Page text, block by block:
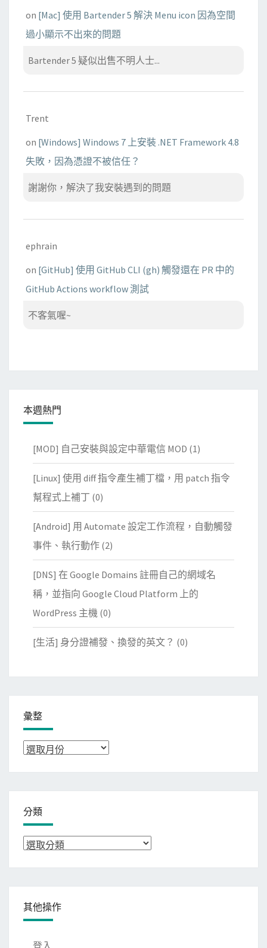
on [Mac] 使用 Bartender 5 解決 Menu icon 因為空間
過小顯示不出來的問題
Bartender 5 疑似出售不明人士...
Trent
on [Windows] Windows 7 上安裝 .NET Framework 4.8
失敗，因為憑證不被信任？
謝謝你，解決了我安裝遇到的問題
ephrain
on [GitHub] 使用 GitHub CLI (gh) 觸發還在 PR 中的
GitHub Actions workflow 測試
不客氣喔~
本週熱門
[MOD] 自己安裝與設定中華電信 MOD (1)
[Linux] 使用 diff 指令產生補丁檔，用 patch 指令
幫程式上補丁 (0)
[Android] 用 Automate 設定工作流程，自動觸發
事件、執行動作 (2)
[DNS] 在 Google Domains 註冊自己的網域名
稱，並指向 Google Cloud Platform 上的
WordPress 主機 (0)
[生活] 身分證補發、換發的英文？ (0)
彙整
彙
分類
分
其他操作
登入